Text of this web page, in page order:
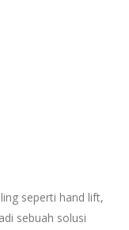
seperti hand lift,
sebuah solusi